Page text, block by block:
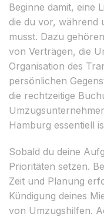
Beginne damit, eine
die du vor, während
musst. Dazu
von Verträgen, die
Organisation des
persönlichen
die rechtzeitige
Hamburg essentiell
Sobald du deine
Prioritäten setzen.
Zeit und Planung
Kündigung deines
von Umzugshilfen.